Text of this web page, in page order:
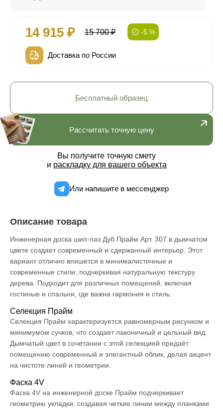
14 915 ₽ 15 700 ₽ -5 %
Доставка по России
Рассчитать точную цену
Вы получите точную смету
и раскладку для вашего объекта
Или напишите в мессенджер
Бесплатный образец
Описание товара
Инженерная доска шип-паз Дуб Прайм Арт. 307 в дымчатом
цвете создает современный и сдержанный интерьер. Этот
вариант отлично впишется в минималистичные и
современные стили, подчеркивая натуральную текстуру
дерева. Подходит для различных помещений, включая
гостиные и спальни, где важна гармония и стиль.
Селекция Прайм
Селекция Прайм характеризуется равномерным рисунком и
минимумом сучков, что создает лаконичный и цельный вид.
Дымчатый цвет в сочетании с этой селекцией придаёт
помещению современный и элегантный облик, делая акцент
на чистоте линий и геометрии.
Фаска 4V
Фаска 4V на инженерной доске Прайм подчеркивает
геометрию укладки, создавая четкие линии между планками.